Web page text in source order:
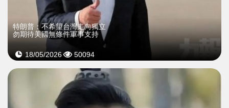
特朗普：不希望台灣走向獨立
勿期待美國無條件軍事支持
18/05/2026 50094